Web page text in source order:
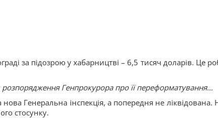
за підозрою у хабарництві – 6,5 тисяч доларів. Це
розпорядження Генпрокурора про її переформатування…
Генеральна інспекція, а попередня не ліквідована.
стосунку.